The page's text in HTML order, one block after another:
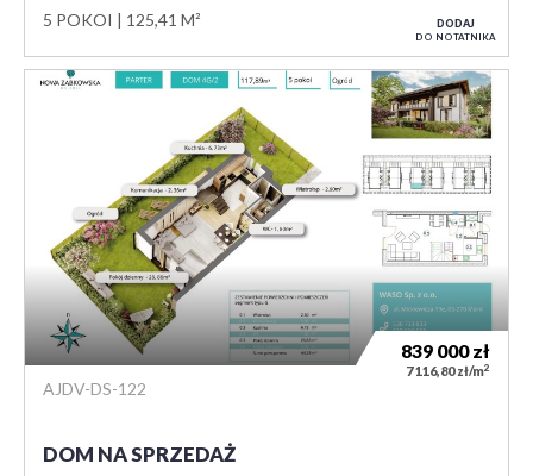
5 POKOI 125,41 M² DODAJ
DO NOTATNIKA
AJDV-DS-122
DOM NA SPRZEDAŻ
839 000zł
7 116,80 zł/m2